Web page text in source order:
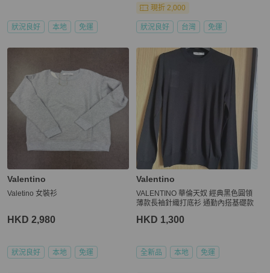
狀況良好 本地 免運
現折 2,000
狀況良好 台灣 免運
Valentino
Valetino 女裝衫
HKD 2,980
狀況良好 本地 免運
Valentino
VALENTINO 華倫天奴 經典黑色圓領
薄款長袖針織打底衫 通勤內搭基礎款
HKD 1,300
全新品 本地 免運